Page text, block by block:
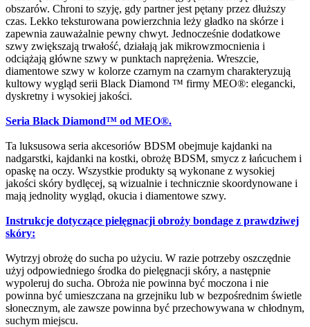
obszarów. Chroni to szyję, gdy partner jest pętany przez dłuższy
czas. Lekko teksturowana powierzchnia leży gładko na skórze i
zapewnia zauważalnie pewny chwyt. Jednocześnie dodatkowe
szwy zwiększają trwałość, działają jak mikrowzmocnienia i
odciążają główne szwy w punktach naprężenia. Wreszcie,
diamentowe szwy w kolorze czarnym na czarnym charakteryzują
kultowy wygląd serii Black Diamond ™ firmy MEO®: elegancki,
dyskretny i wysokiej jakości.
Seria Black Diamond™ od MEO®.
Ta luksusowa seria akcesoriów BDSM obejmuje kajdanki na
nadgarstki, kajdanki na kostki, obrożę BDSM, smycz z łańcuchem i
opaskę na oczy. Wszystkie produkty są wykonane z wysokiej
jakości skóry bydlęcej, są wizualnie i technicznie skoordynowane i
mają jednolity wygląd, okucia i diamentowe szwy.
Instrukcje dotyczące pielęgnacji obroży bondage z prawdziwej
skóry:
Wytrzyj obrożę do sucha po użyciu. W razie potrzeby oszczędnie
użyj odpowiedniego środka do pielęgnacji skóry, a następnie
wypoleruj do sucha. Obroża nie powinna być moczona i nie
powinna być umieszczana na grzejniku lub w bezpośrednim świetle
słonecznym, ale zawsze powinna być przechowywana w chłodnym,
suchym miejscu.